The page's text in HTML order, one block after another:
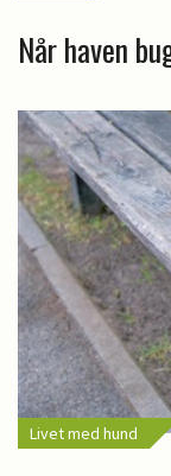
Når haven
Livet med hund